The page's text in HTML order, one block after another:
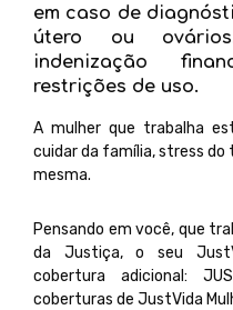
em caso de
útero ou
indenização
restrições de uso.
A mulher que trabalha
cuidar da família, stress do
mesma.
Pensando em você, que
da Justiça, o seu
cobertura adicional:
coberturas de JustVida